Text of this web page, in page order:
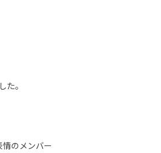
。
のメンバー